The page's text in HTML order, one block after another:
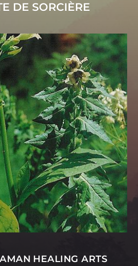
DE SORCIÈRE
HEALING ARTS